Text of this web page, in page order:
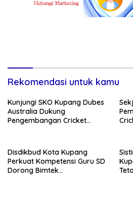
Rekomendasi untuk kamu
Kunjungi SKO Kupang Dubes
Australia Dukung
Pengembangan Cricket
Disdikbud Kota Kupang
Perkuat Kompetensi Guru SD
Dorong Bimtek
Sistim